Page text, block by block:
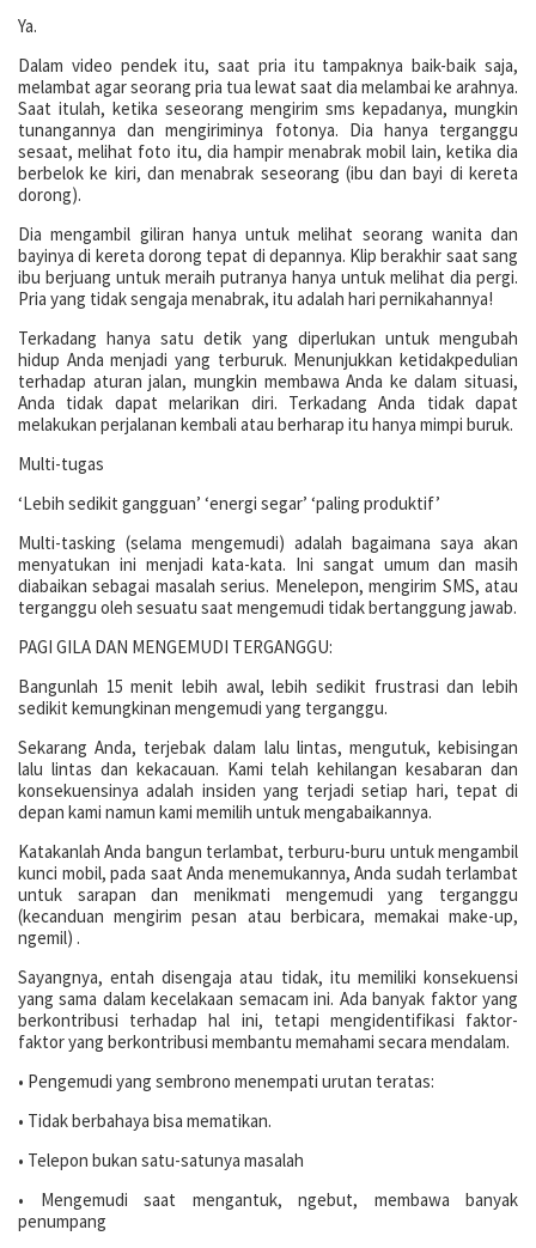
Ya.
Dalam video pendek itu, saat pria itu tampaknya baik-baik saja,
melambat agar seorang pria tua lewat saat dia melambai ke arahnya.
Saat itulah, ketika seseorang mengirim sms kepadanya, mungkin
tunangannya dan mengiriminya fotonya. Dia hanya terganggu
sesaat, melihat foto itu, dia hampir menabrak mobil lain, ketika dia
berbelok ke kiri, dan menabrak seseorang (ibu dan bayi di kereta
dorong).
Dia mengambil giliran hanya untuk melihat seorang wanita dan
bayinya di kereta dorong tepat di depannya. Klip berakhir saat sang
ibu berjuang untuk meraih putranya hanya untuk melihat dia pergi.
Pria yang tidak sengaja menabrak, itu adalah hari pernikahannya!
Terkadang hanya satu detik yang diperlukan untuk mengubah
hidup Anda menjadi yang terburuk. Menunjukkan ketidakpedulian
terhadap aturan jalan, mungkin membawa Anda ke dalam situasi,
Anda tidak dapat melarikan diri. Terkadang Anda tidak dapat
melakukan perjalanan kembali atau berharap itu hanya mimpi buruk.
Multi-tugas
‘Lebih sedikit gangguan’ ‘energi segar’ ‘paling produktif’
Multi-tasking (selama mengemudi) adalah bagaimana saya akan
menyatukan ini menjadi kata-kata. Ini sangat umum dan masih
diabaikan sebagai masalah serius. Menelepon, mengirim SMS, atau
terganggu oleh sesuatu saat mengemudi tidak bertanggung jawab.
PAGI GILA DAN MENGEMUDI TERGANGGU:
Bangunlah 15 menit lebih awal, lebih sedikit frustrasi dan lebih
sedikit kemungkinan mengemudi yang terganggu.
Sekarang Anda, terjebak dalam lalu lintas, mengutuk, kebisingan
lalu lintas dan kekacauan. Kami telah kehilangan kesabaran dan
konsekuensinya adalah insiden yang terjadi setiap hari, tepat di
depan kami namun kami memilih untuk mengabaikannya.
Katakanlah Anda bangun terlambat, terburu-buru untuk mengambil
kunci mobil, pada saat Anda menemukannya, Anda sudah terlambat
untuk sarapan dan menikmati mengemudi yang terganggu
(kecanduan mengirim pesan atau berbicara, memakai make-up,
ngemil) .
Sayangnya, entah disengaja atau tidak, itu memiliki konsekuensi
yang sama dalam kecelakaan semacam ini. Ada banyak faktor yang
berkontribusi terhadap hal ini, tetapi mengidentifikasi faktor-
faktor yang berkontribusi membantu memahami secara mendalam.
• Pengemudi yang sembrono menempati urutan teratas:
• Tidak berbahaya bisa mematikan.
• Telepon bukan satu-satunya masalah
• Mengemudi saat mengantuk, ngebut, membawa banyak
penumpang